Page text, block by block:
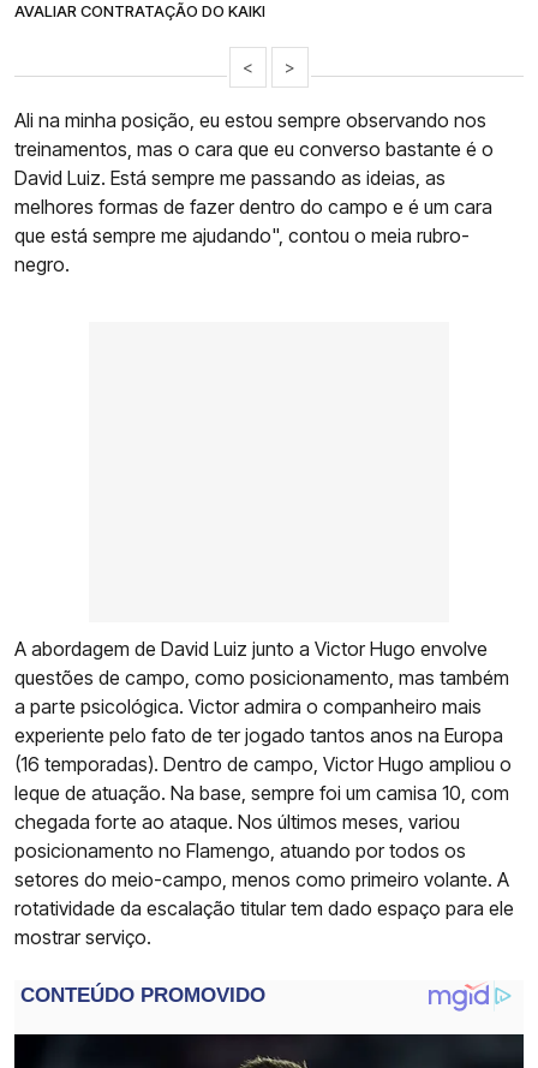
AVALIAR CONTRATAÇÃO DO KAIKI
< >
Ali na minha posição, eu estou sempre observando nos
treinamentos, mas o cara que eu converso bastante é o
David Luiz. Está sempre me passando as ideias, as
melhores formas de fazer dentro do campo e é um cara
que está sempre me ajudando", contou o meia rubro-
negro.
A abordagem de David Luiz junto a Victor Hugo envolve
questões de campo, como posicionamento, mas também
a parte psicológica. Victor admira o companheiro mais
experiente pelo fato de ter jogado tantos anos na Europa
(16 temporadas). Dentro de campo, Victor Hugo ampliou o
leque de atuação. Na base, sempre foi um camisa 10, com
chegada forte ao ataque. Nos últimos meses, variou
posicionamento no Flamengo, atuando por todos os
setores do meio-campo, menos como primeiro volante. A
rotatividade da escalação titular tem dado espaço para ele
mostrar serviço.